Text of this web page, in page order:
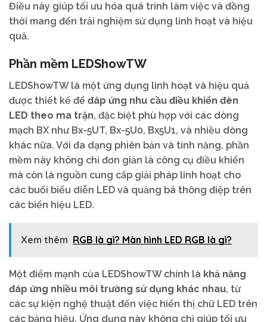
Điều này giúp tối ưu hóa quá trình làm việc và đồng
thời mang đến trải nghiệm sử dụng linh hoạt và hiệu
quả.
Phần mềm LEDShowTW
LEDShowTW là một ứng dụng linh hoạt và hiệu quả
được thiết kế để đáp ứng nhu cầu điều khiển đèn
LED theo ma trận, đặc biệt phù hợp với các dòng
mạch BX như Bx-5UT, Bx-5U0, Bx5U1, và nhiều dòng
khác nữa. Với đa dạng phiên bản và tính năng, phần
mềm này không chỉ đơn giản là công cụ điều khiển
mà còn là nguồn cung cấp giải pháp linh hoạt cho
các buổi biểu diễn LED và quảng bá thông điệp trên
các biển hiệu LED.
Xem thêm RGB là gì? Màn hình LED RGB là gì?
Một điểm mạnh của LEDShowTW chính là khả năng
đáp ứng nhiều môi trường sử dụng khác nhau, từ
các sự kiện nghệ thuật đến việc hiển thị chữ LED trên
các bảng hiệu. Ứng dụng này không chỉ giúp tối ưu